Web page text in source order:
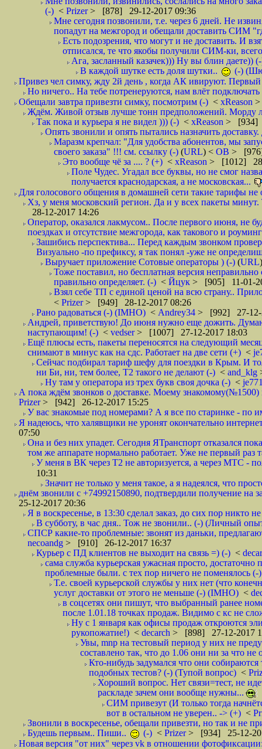
(-) < Prizer> [878] 29-12-2017 09:36
Мне сегодня позвонили, т.е. через 6 дней. Не
попадут на межгород и обещали доставить СИМ
Есть подозрения, что могут и не доставить. И
отписался, те что якобы получили СИМ-ки,
Ага, засланный казачек))) Ну вы блин даете))
В каждой шутке есть доля шутки..
(-)
Привез чел симку, жду 2й день , когда АК ивируют. Первый
Но ничего.. На тебе потренеруются, нам влёт подключать
Обещали завтра привезти симку, посмотрим (-) < xReason
Ждём. Живой отзыв лучше тонн предположений. Морду
Так пока и курьера я не видел ))) (-) < xReason > [934]
Опять звонили и опять пытались назначить
Маразм крепчал: "Для удобства абонентов, мы
своего заказа" !!! см. ссылку (-) (URL) < ОВ >
Это вообще чё за .... ? (+) < xReason > [1012]
Поле Чудес. Угадал все буквы, но не смог
получается краснодарская, а не московская...
Для голосового общения в домашней сети такие тарифы не
Хз, у меня московский регион. Да и у всех пакеты
28-12-2017 14:26
Оператор, оказался лакмусом.. После первого июня, не
поездках и отсутствие межгорода, как такового и
Зашибись перспектива... Перед каждым звонком
Визуально -по префиксу, я так понял -уже не
Выручает приложение Сотовые операторы ) (-) (URL
Тоже поставил, но бесплатная версия
правильно определяет. (-) < Йцук > [905] 11-01-
Взял себе ТП с единой ценой на всю страну..
< Prizer> [949] 28-12-2017 08:26
Рано радоваться (-) (IMHO) < Andrey34 > [992] 27-12-
Андрей, приветствую! До июня нужно еще дожить.
наступающим! (-) < vedser> [1007] 27-12-2017 18:03
Ещё плюсы есть, пакеты переносятся на следующий
снимают в минус как на сдс. Работает на две сети (+) <
Сейчас подбирал тариф шефу для поездки в Крым. И
ни Би, ни, тем более, Т2 такого не делают (-) < and_klg
Ну там у оператора из трех букв своя дочка (-) <
А пока ждём звонков о доставке. Моему знакомому(№1500)
Prizer> [942] 26-12-2017 15:25
У вас знакомые под номерами? А я все по старинке - по
Я надеюсь, что халявщики не уронят окончательно
07:50
Она и без них упадет. Сегодня ЯТранспорт отказался
том же аппарате нормально работает. Уже не первый раз
У меня в ВК через Т2 не авторизуется, а через МТС -
10:31
Значит не только у меня такое, а я надеялся, что
днём звонили с +74992150890, подтвердили получение на
25-12-2017 20:36
Я в воскресенье, в 13:30 сделал заказ, до сих пор никто
В субботу, в час дня.. Тож не звонили.. (-) (Личный
СПСР какие-то проблемные: звонят из даньки,
necoandg > [910] 26-12-2017 16:37
Курьер с ПД клиентов не выходит на связь =) (-) <
сама служба курьерская ужасная просто,
проблемные были. с тех пор ничего не поменялось (-)
Т.е. своей курьерской службы у них нет (что
услуг доставки от этого не меньше (-) (IMHO) <
в соцсетях они пишут, что выбранный ранее
после 1.01.18 точках продаж. Видимо с кс не
Ну с 1 января как офисы продаж откроются
рукопожатие!) < decarch > [898] 27-12-2017
Увы, mnp на тестовый период у них не
составлено так, что до 1.06 они ни за что не
Кто-нибудь задумался что они
подобных тестов? (-) (Тупой вопрос) <
Хороший вопрос. Нет связи=тест, не
раскладе зачем они вообще нужны...
СИМ привезут (И только тогда
вот в остальном не уверен.. -> (+) <
Звонили в воскресенье, обещали привезти, но так и не
Будешь первым.. Пиши..
(-) < Prizer> [934] 25-12-
Новая версия "от них" через vk в отношении